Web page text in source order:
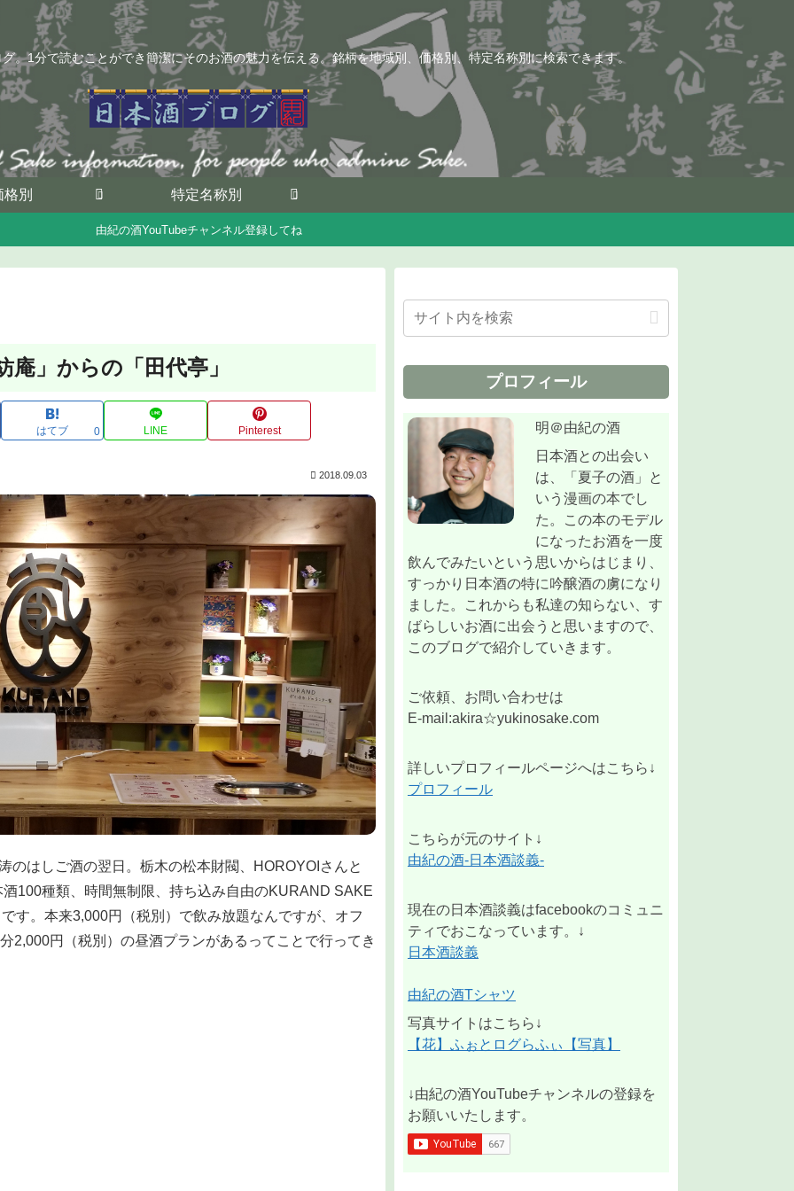
。1分で読むことができ簡潔にそのお酒の魅力を伝える。銘柄を地域別、価格別、特定名称別に検索できます。
格別 特定名称別
由紀の酒YouTubeチャンネル登録してね
」からの「田代亭」
はてブ 0 LINE Pinterest
2018.09.03
はしご酒の翌日。栃木の松本財閥、HOROYOIさんと
100種類、時間無制限、持ち込み自由のKURAND SAKE
す。本来3,000円（税別）で飲み放題なんですが、オフ
2,000円（税別）の昼酒プランがあるってことで行ってき
プロフィール
明＠由紀の酒
日本酒との出会い
は、「夏子の酒」と
いう漫画の本でし
た。この本のモデル
になったお酒を一度
飲んでみたいという思いからはじまり、
すっかり日本酒の特に吟醸酒の虜になり
ました。これからも私達の知らない、す
ばらしいお酒に出会うと思いますので、
このブログで紹介していきます。
ご依頼、お問い合わせは
E-mail:akira☆yukinosake.com
詳しいプロフィールページへはこちら↓
プロフィール
こちらが元のサイト↓
由紀の酒-日本酒談義-
現在の日本酒談義はfacebookのコミュニ
ティでおこなっています。↓
日本酒談義
由紀の酒Tシャツ
写真サイトはこちら↓
【花】ふぉとログらふぃ【写真】
↓由紀の酒YouTubeチャンネルの登録を
お願いいたします。